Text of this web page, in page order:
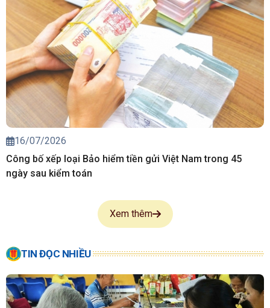
16/07/2026
Công bố xếp loại Bảo hiểm tiền gửi Việt Nam trong 45
ngày sau kiểm toán
Xem thêm
TIN ĐỌC NHIỀU